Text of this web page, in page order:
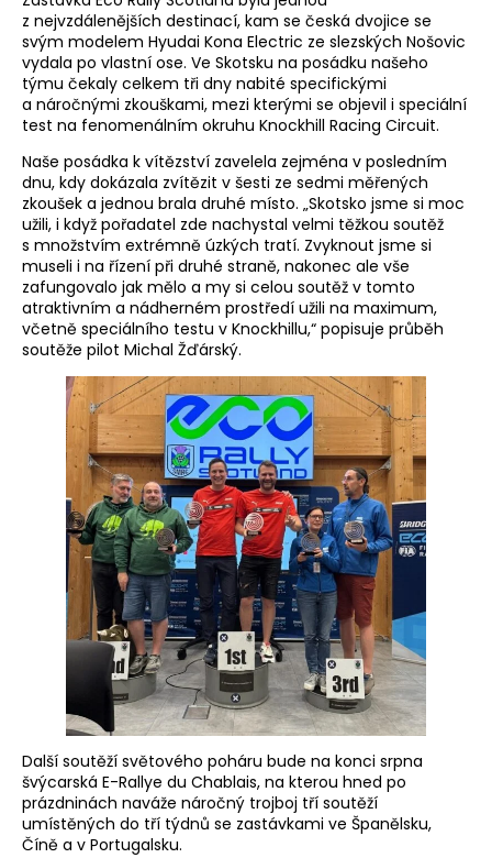
z nejvzdálenějších destinací, kam se česká dvojice se
svým modelem Hyudai Kona Electric ze slezských Nošovic
vydala po vlastní ose. Ve Skotsku na posádku našeho
týmu čekaly celkem tři dny nabité specifickými
a náročnými zkouškami, mezi kterými se objevil i speciální
test na fenomenálním okruhu Knockhill Racing Circuit.
Naše posádka k vítězství zavelela zejména v posledním
dnu, kdy dokázala zvítězit v šesti ze sedmi měřených
zkoušek a jednou brala druhé místo. „Skotsko jsme si moc
užili, i když pořadatel zde nachystal velmi těžkou soutěž
s množstvím extrémně úzkých tratí. Zvyknout jsme si
museli i na řízení při druhé straně, nakonec ale vše
zafungovalo jak mělo a my si celou soutěž v tomto
atraktivním a nádherném prostředí užili na maximum,
včetně speciálního testu v Knockhillu,“ popisuje průběh
soutěže pilot Michal Žďárský.
Další soutěží světového poháru bude na konci srpna
švýcarská E-Rallye du Chablais, na kterou hned po
prázdninách naváže náročný trojboj tří soutěží
umístěných do tří týdnů se zastávkami ve Španělsku,
Číně a v Portugalsku.